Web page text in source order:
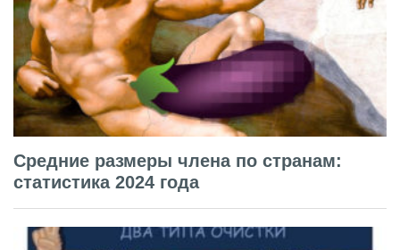
Средние размеры члена по странам:
статистика 2024 года